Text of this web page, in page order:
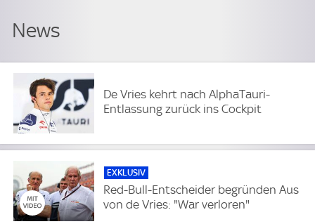
De Vries kehrt nach AlphaTauri-
Entlassung zurück ins Cockpit
EXKLUSIV
Red-Bull-Entscheider begründen Aus
von de Vries: "War verloren"